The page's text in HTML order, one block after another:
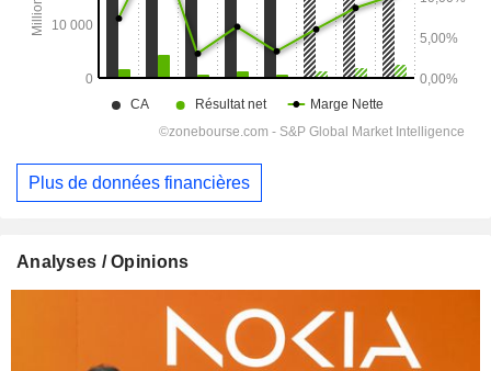
Plus de données financières
Analyses / Opinions